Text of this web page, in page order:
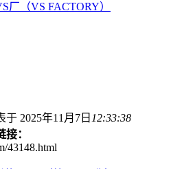
厂（VS FACTORY）
于 2025年11月7日 12:33:38
：
43148.html